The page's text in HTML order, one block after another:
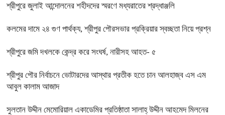
শ্রীপুরে জুলাই আন্দোলনের শহীদদের স্মরণে মধ্যরাতের শ্রদ্ধাঞ্জলি
কলমের দামে ২৪ গুণ পার্থক্য, শ্রীপুর পৌরসভার প্রক্রিয়ার স্বচ্ছতা নিয়ে প্রশ্ন
শ্রীপুরে জমি দখলকে কেন্দ্র করে সংঘর্ষ, নারীসহ আহত- ৫
শ্রীপুর পৌর নির্বাচনে ভোটারদের আস্থার প্রতীক হতে চান আলহাজ্ব এস এম
আবুল কালাম আজাদ
সুলতান উদ্দীন মেমোরিয়াল একাডেমির প্রতিষ্ঠাতা সালাহ্ উদ্দীন আহমেদ মিলনের